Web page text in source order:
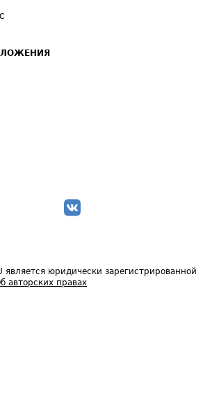
является юридически зарегистрированной
авторских правах